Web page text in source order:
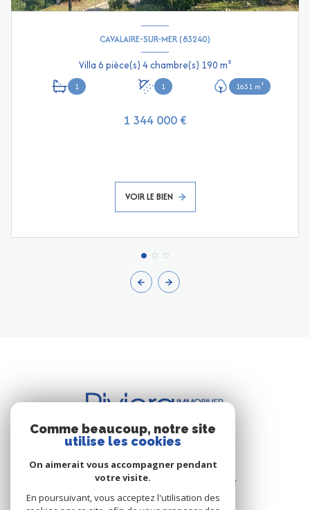
CAVALAIRE-SUR-MER (83240)
Villa 6 pièce(s) 4 chambre(s) 190 m²
1 1 1631 m²
1 344 000 €
VOIR LE BIEN
BUREAU DE CAVALAIRE
Les Résidence du Port - Rue du Port
83240 Cavalaire-sur-Mer
Comme beaucoup, notre site
utilise les cookies
On aimerait vous accompagner pendant
votre visite.
En poursuivant, vous acceptez l'utilisation des